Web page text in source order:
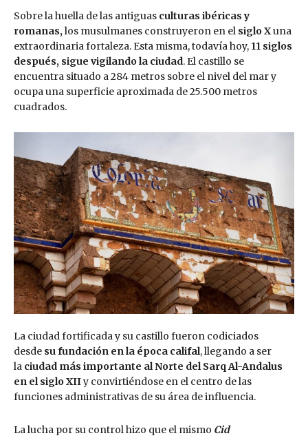
Sobre la huella de las antiguas culturas ibéricas y
romanas,los musulmanes construyeron en el siglo Xuna
extraordinaria fortaleza. Esta misma, todavía hoy, 11 siglos
después, sigue vigilando la ciudad. El castillo se
encuentra situado a 284 metros sobre el nivel del mar y
ocupa una superficie aproximada de 25.500 metros
cuadrados.
La ciudad fortificada y su castillo fueron codiciados
desde su fundación en la época califal, llegando a ser
la ciudad más importante al Norte del Sarq Al-Andalus
en el siglo XIIy convirtiéndose en el centro de las
funciones administrativas de su área de influencia.
La lucha por su control hizo que el mismo Cid